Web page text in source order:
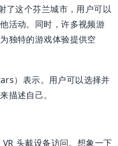
了这个芬兰城市，用户可以
活动。同时，许多视频游
独特的游戏体验提供空
）表示。用户可以选择并
描述自己。
头戴设备访问。想象一下